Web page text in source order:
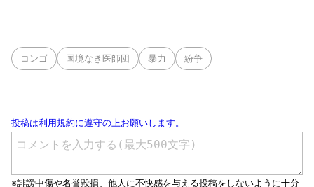
コンゴ 国境なき医師団 暴力 紛争